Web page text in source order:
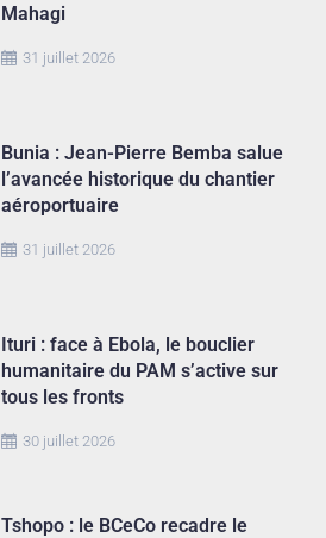
31 juillet 2026
Mahagi
31 juillet 2026
Bunia : Jean-Pierre Bemba salue
l’avancée historique du chantier
aéroportuaire
30 juillet 2026
Ituri : face à Ebola, le bouclier
humanitaire du PAM s’active sur
tous les fronts
Tshopo : le BCeCo recadre le